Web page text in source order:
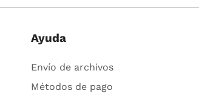
Ayuda
Envío de archivos
Métodos de pago